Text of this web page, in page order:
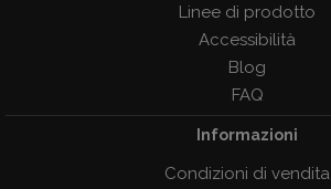
Linee di prodotto
Accessibilità
Blog
FAQ
Informazioni
Condizioni di vendita